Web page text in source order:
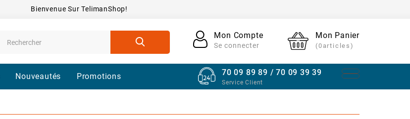
Bienvenue Sur TelimanShop!
Mon Panier
(0articles)
Mon Compte
Se connecter
Nouveautés Promotions 70 09 89 89 / 70 09 39 39
Service Client